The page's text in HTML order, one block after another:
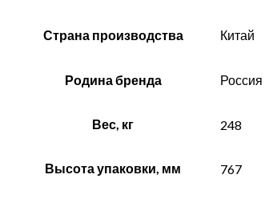
Страна производства Китай
Родина бренда Россия
Вес, кг 248
Высота упаковки, мм 767